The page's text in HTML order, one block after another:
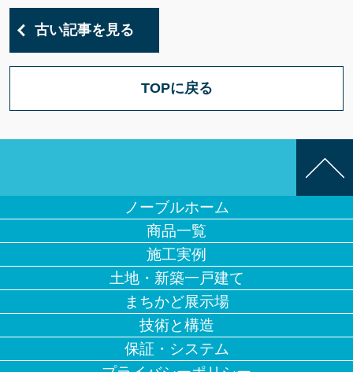
古い記事を見る
TOPに戻る
ノーブルホーム
商品一覧
施工実例
土地・新築一戸建て
まちかど展示場
技術と構造
保証・システム